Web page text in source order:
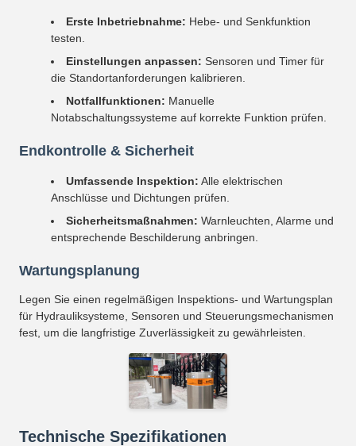
Erste Inbetriebnahme: Hebe- und Senkfunktion
testen.
Einstellungen anpassen: Sensoren und Timer für
die Standortanforderungen kalibrieren.
Notfallfunktionen: Manuelle
Notabschaltungssysteme auf korrekte Funktion prüfen.
Endkontrolle & Sicherheit
Umfassende Inspektion: Alle elektrischen
Anschlüsse und Dichtungen prüfen.
Sicherheitsmaßnahmen: Warnleuchten, Alarme und
entsprechende Beschilderung anbringen.
Wartungsplanung
Legen Sie einen regelmäßigen Inspektions- und Wartungsplan
für Hydrauliksysteme, Sensoren und Steuerungsmechanismen
fest, um die langfristige Zuverlässigkeit zu gewährleisten.
Technische Spezifikationen